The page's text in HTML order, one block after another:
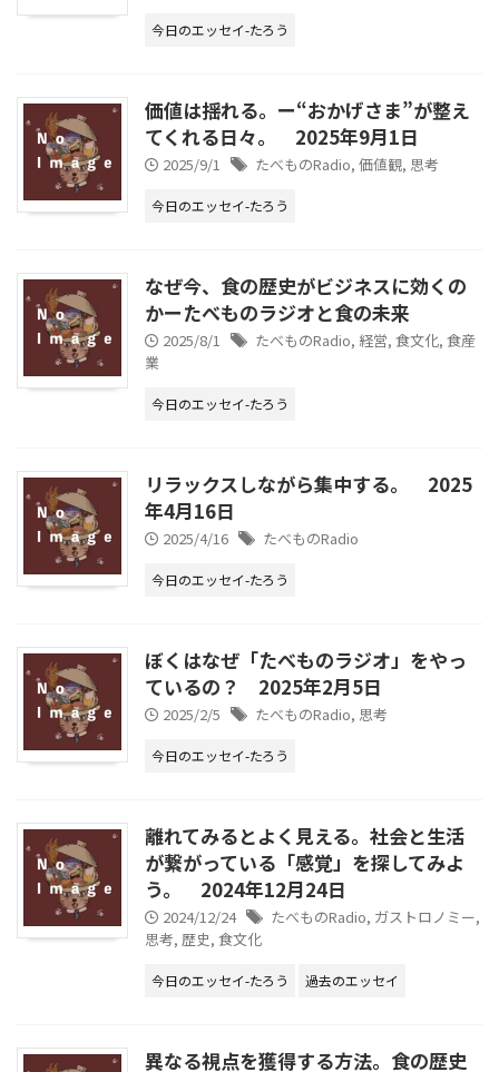
今日のエッセイ-たろう
価値は揺れる。ー“おかげさま”が整え
てくれる日々。 2025年9月1日
2025/9/1 たべものRadio, 価値観, 思考
今日のエッセイ-たろう
なぜ今、食の歴史がビジネスに効くの
かーたべものラジオと食の未来
2025/8/1 たべものRadio, 経営, 食文化, 食産
業
今日のエッセイ-たろう
リラックスしながら集中する。 2025
年4月16日
2025/4/16 たべものRadio
今日のエッセイ-たろう
ぼくはなぜ「たべものラジオ」をやっ
ているの？ 2025年2月5日
2025/2/5 たべものRadio, 思考
今日のエッセイ-たろう
離れてみるとよく見える。社会と生活
が繋がっている「感覚」を探してみよ
う。 2024年12月24日
2024/12/24 たべものRadio, ガストロノミー,
思考, 歴史, 食文化
今日のエッセイ-たろう 過去のエッセイ
異なる視点を獲得する方法。食の歴史